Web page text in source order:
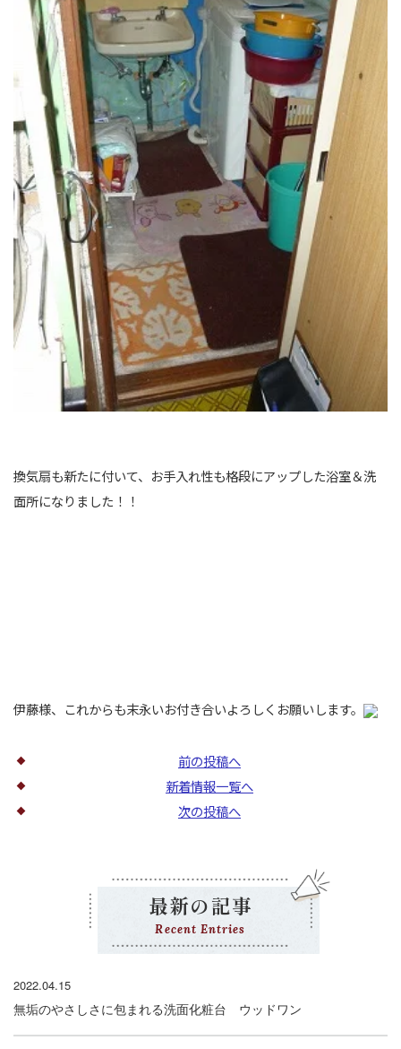
換気扇も新たに付いて、お手入れ性も格段にアップした浴室＆洗
面所になりました！！
伊藤様、これからも末永いお付き合いよろしくお願いします。
前の投稿へ
新着情報一覧へ
次の投稿へ
最新の記事
Recent Entries
2022.04.15
無垢のやさしさに包まれる洗面化粧台 ウッドワン